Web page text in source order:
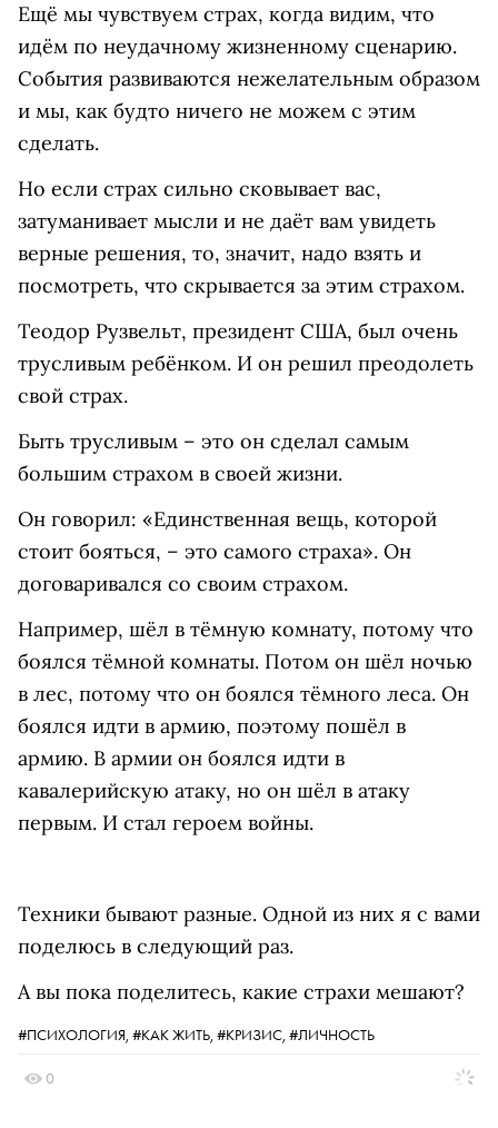
Ещё мы чувствуем страх, когда видим, что
идём по неудачному жизненному сценарию.
События развиваются нежелательным образом
и мы, как будто ничего не можем с этим
сделать.
Но если страх сильно сковывает вас,
затуманивает мысли и не даёт вам увидеть
верные решения, то, значит, надо взять и
посмотреть, что скрывается за этим страхом.
Теодор Рузвельт, президент США, был очень
трусливым ребёнком. И он решил преодолеть
свой страх.
Быть трусливым – это он сделал самым
большим страхом в своей жизни.
Он говорил: «Единственная вещь, которой
стоит бояться, – это самого страха». Он
договаривался со своим страхом.
Например, шёл в тёмную комнату, потому что
боялся тёмной комнаты. Потом он шёл ночью
в лес, потому что он боялся тёмного леса. Он
боялся идти в армию, поэтому пошёл в
армию. В армии он боялся идти в
кавалерийскую атаку, но он шёл в атаку
первым. И стал героем войны.
Техники бывают разные. Одной из них я с вами
поделюсь в следующий раз.
А вы пока поделитесь, какие страхи мешают?
#ПСИХОЛОГИЯ, #КАК ЖИТЬ, #КРИЗИС, #ЛИЧНОСТЬ
0